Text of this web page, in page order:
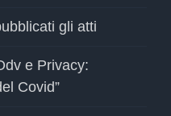
gli atti
e Privacy:
Covid”